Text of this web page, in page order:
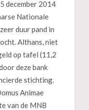
december 2014
Nationale
duur pand in
Althans, niet
op tafel (11,2
deze bank
stichting.
Animae
van de MNB